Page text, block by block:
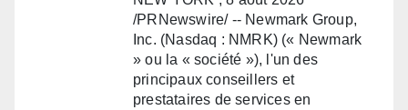
/PRNewswire/ -- Newmark Group,
Inc. (Nasdaq : NMRK) (« Newmark
» ou la « société »), l'un des
principaux conseillers et
prestataires de services en